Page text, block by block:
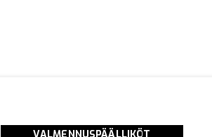
VALMENNUSPÄÄLLIKÖT